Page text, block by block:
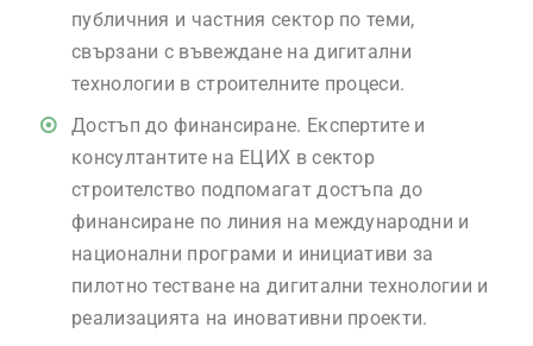
публичния и частния сектор по теми,
свързани с въвеждане на дигитални
технологии в строителните процеси.
Достъп до финансиране. Експертите и
консултантите на ЕЦИХ в сектор
строителство подпомагат достъпа до
финансиране по линия на международни и
национални програми и инициативи за
пилотно тестване на дигитални технологии и
реализацията на иновативни проекти.